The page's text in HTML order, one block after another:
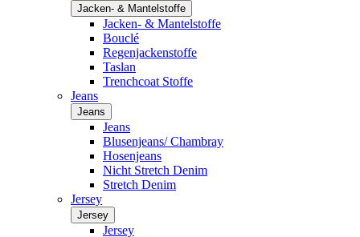
Jacken- & Mantelstoffe
Jacken- & Mantelstoffe
Bouclé
Regenjackenstoffe
Taslan
Trenchcoat Stoffe
Jeans
Jeans
Jeans
Blusenjeans/ Chambray
Hosenjeans
Nicht Stretch Denim
Stretch Denim
Jersey
Jersey
Jersey